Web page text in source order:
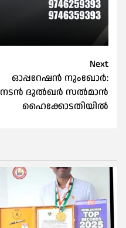
Next
ഓപ്പറേഷന്‍ നുംഖോര്‍:
നടൻ ദുല്‍ഖര്‍ സല്‍മാന്‍
ഹൈക്കോടതിയില്‍